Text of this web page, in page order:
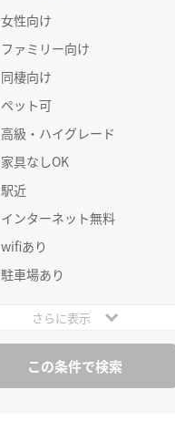
女性向け
ファミリー向け
同棲向け
ペット可
高級・ハイグレード
家具なしOK
駅近
インターネット無料
wifiあり
駐車場あり
さらに表示